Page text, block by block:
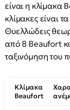
είναι η κλίμακα
κλίμακες είναι
Θυελλώδεις
από 8 Beaufort
ταξινόμηση του
Κλίμακα
Beaufort